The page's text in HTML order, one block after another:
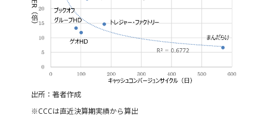
出所：著者作成
※CCCは直近決算期実績から算出